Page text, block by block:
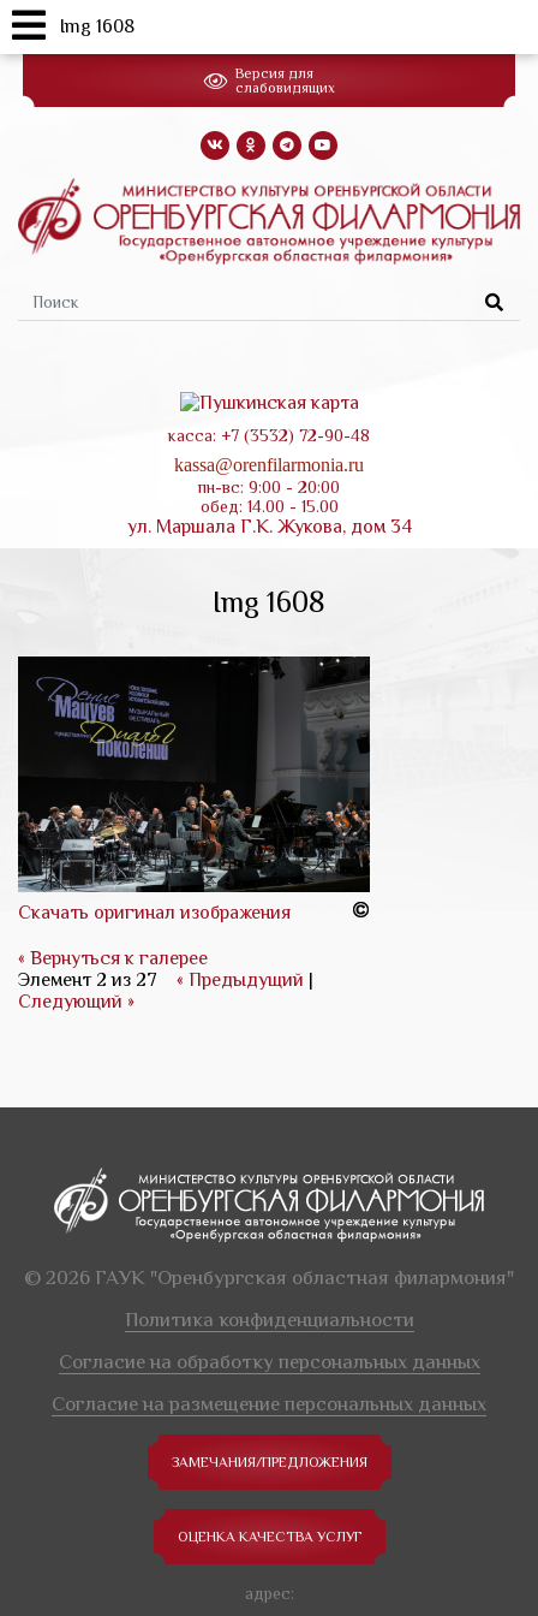
Перейти
основному
Форма
поиска
касса: +7 (3532) 72-90-48
kassa@orenfilarmonia.ru
пн-вс: 9:00 - 20:00
обед: 14.00 - 15.00
ул. Маршала Г.К. Жукова, дом 34
Версия для
слабовидящих
Img 1608
Скачать оригинал изображения
« Вернуться к галерее
Элемент 2 из 27
« Предыдущий |
Следующий »
Img 1608
© 2026 ГАУК "Оренбургская областная филармония"
Политика конфиденциальности
Согласие на обработку персональных данных
Согласие на размещение персональных данных
ЗАМЕЧАНИЯ/ПРЕДЛОЖЕНИЯ
ОЦЕНКА КАЧЕСТВА УСЛУГ
адрес: